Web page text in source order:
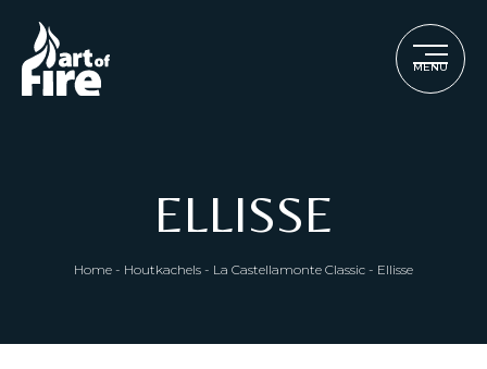
MENU
ELLISSE
Home - Houtkachels - La Castellamonte Classic - Ellisse